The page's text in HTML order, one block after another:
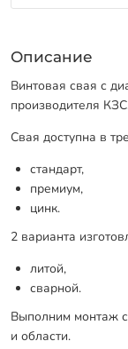
Описание
Винтовая свая с
производителя
Свая доступна в
стандарт,
премиум,
цинк.
2 варианта
литой,
сварной.
Выполним монтаж
и области.